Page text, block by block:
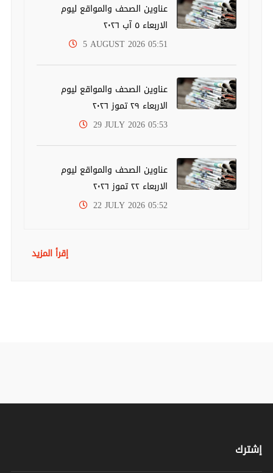
عناوين الصحف والمواقع ليوم
الاربعاء ٥ آب ٢٠٢٦
5 AUGUST 2026 05:51
عناوين الصحف والمواقع ليوم
الاربعاء ٢٩ تموز ٢٠٢٦
29 JULY 2026 05:53
عناوين الصحف والمواقع ليوم
الاربعاء ٢٢ تموز ٢٠٢٦
22 JULY 2026 05:52
إقرأ المزيد
إشترك